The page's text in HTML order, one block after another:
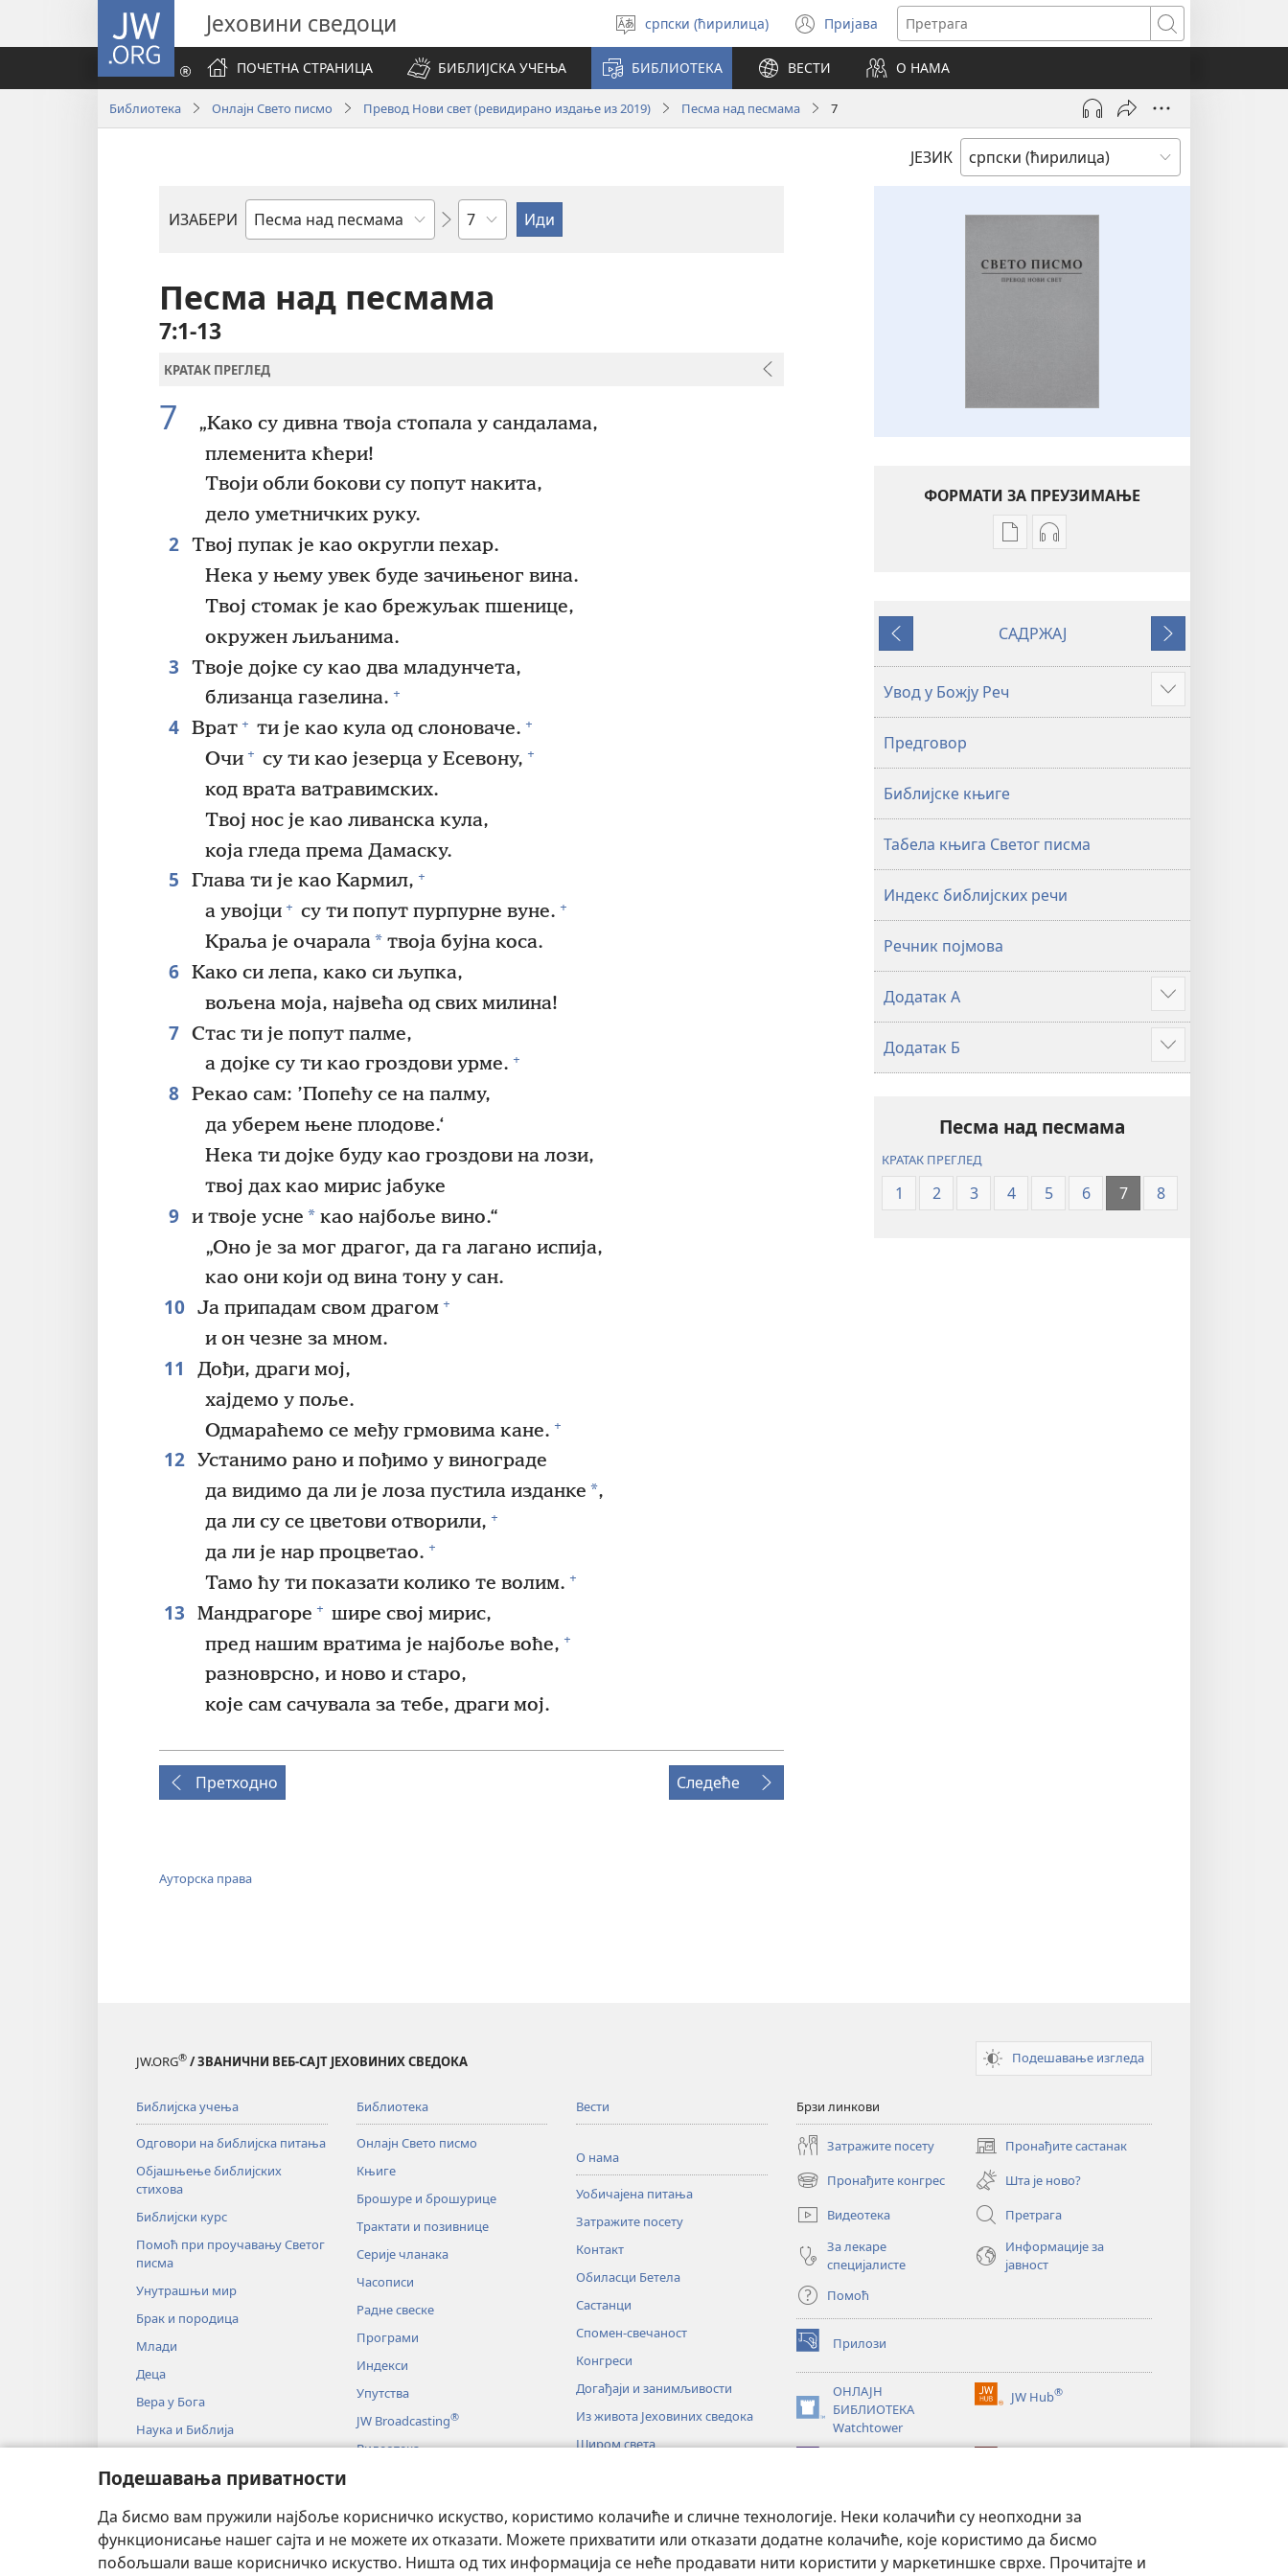
Подешавања приватности
Да бисмо вам пружили најбоље корисничко искуство, користимо колачиће и сличне технологије. Неки колачићи су неопходни за
функционисање нашег сајта и не можете их отказати. Можете прихватити или отказати додатне колачиће, које користимо да бисмо
побољшали ваше корисничко искуство. Ништа од тих информација се неће продавати нити користити у маркетиншке сврхе. Прочитајте и
JW.ORG Јеховини сведоци
Изабери
језик
српски (ћирилица) Пријава
(отвара
нови
прозор)
Претрага
ПОЧЕТНА СТРАНИЦА
БИБЛИЈСКА УЧЕЊА БИБЛИОТЕКА ВЕСТИ О НАМА
Библиотека Онлајн Свето писмо Превод Нови свет (ревидирано издање из 2019) Песма над песмама 7
ЈЕЗИК
ИЗАБЕРИ
Библијска
Поглавље
Песма над песмама
7:1-13
КРАТАК ПРЕГЛЕД
7
„Како су дивна твоја стопала у сандалама,
племенита кћери!
Твоји обли бокови су попут накита,
дело уметничких руку.
2 Твој пупак је као округли пехар.
Нека у њему увек буде зачињеног вина.
Твој стомак је као брежуљак пшенице,
окружен љиљанима.
3
Твоје дојке су као два младунчета,
близанца газелина. +
4 Врат + ти је као кула од слоноваче. +
Очи + су ти као језерца у Есевону, +
код врата ватравимских.
Твој нос је као ливанска кула,
која гледа према Дамаску.
5 Глава ти је као Кармил, +
а увојци + су ти попут пурпурне вуне. +
Краља је очарала* твоја бујна коса.
6 Како си лепа, како си љупка,
вољена моја, највећа од свих милина!
7 Стас ти је попут палме,
а дојке су ти као гроздови урме. +
8 Рекао сам: ’Попећу се на палму,
да уберем њене плодове.‘
Нека ти дојке буду као гроздови на лози,
твој дах као мирис јабуке
9 и твоје усне *као најбоље вино.“
„Оно је за мог драгог, да га лагано испија,
као они који од вина тону у сан.
10 Ја припадам свом драгом +
и он чезне за мном.
11
Дођи, драги мој,
хајдемо у поље.
Одмараћемо се међу грмовима кане. +
12 Устанимо рано и пођимо у винограде
да видимо да ли је лоза пустила изданке *,
да ли су се цветови отворили, +
да ли је нар процветао. +
Тамо ћу ти показати колико те волим. +
13 Мандрагоре + шире свој мирис,
пред нашим вратима је најбоље воће, +
разноврсно, и ново и старо,
које сам сачувала за тебе, драги мој.
Претходно Следеће
Ауторска права
ФОРМАТИ ЗА ПРЕУЗИМАЊЕ
Формати
публикација
свет
издање
из
2019)
Формати
садржаја
свет
издање
из
2019)
Претходно
САДРЖАЈ
Следеће
Увод у Божју Реч Више
Предговор
Библијске књиге
Табела књига Светог писма
Индекс библијских речи
Речник појмова
Додатак А Више
Додатак Б Више
Песма над песмама
КРАТАК ПРЕГЛЕД
1 2 3 4 5 6 7 8
JW.ORG® / ЗВАНИЧНИ ВЕБ-САЈТ ЈЕХОВИНИХ СВЕДОКА Подешавање изгледа
Библијска учења
Одговори на библијска питања
Објашњење библијских
стихова
Библијски курс
Помоћ при проучавању Светог
писма
Унутрашњи мир
Брак и породица
Млади
Деца
Вера у Бога
Наука и Библија
Библиотека
Онлајн Свето писмо
Књиге
Брошуре и брошурице
Трактати и позивнице
Серије чланака
Часописи
Радне свеске
Програми
Индекси
Упутства
JW Broadcasting®
Видеотека
Драмско читање Светог писма
Вести
О нама
Уобичајена питања
Затражите посету
Контакт
Обиласци Бетела
Састанци
Спомен-свечаност
Конгреси
Догађаји и занимљивости
Из живота Јеховиних сведока
Широм света
Брзи линкови
Затражите посету Пронађите састанак
(отвара
нови
прозор)
Пронађите конгрес
(отвара
нови
прозор)
Шта је ново?
Видеотека
Претрага
За лекаре
специјалисте
Информације за
јавност
Помоћ
Прилози
(отвара
нови
прозор)ОНЛАЈН
БИБЛИОТЕКА
Watchtower
(отвара
JW Hub®
(отвара